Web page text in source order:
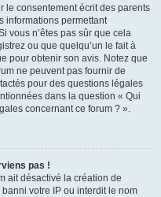
le consentement écrit des parents
informations permettant
vous n’êtes pas sûr que cela
ou que quelqu’un le fait à
pour obtenir son avis. Notez que
ne peuvent pas fournir de
pour des questions légales
dans la question « Qui
concernant ce forum ? ».
pas !
ait désactivé la création de
votre IP ou interdit le nom